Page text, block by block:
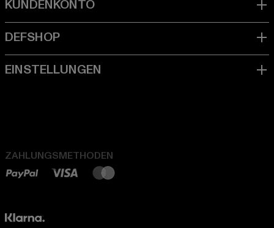
ZAHLUNGSMETHODEN